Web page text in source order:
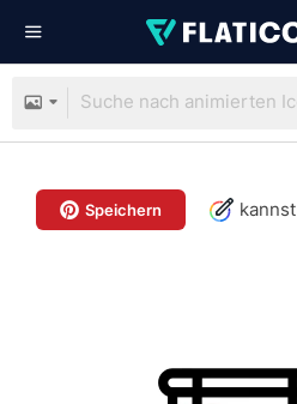
Speichern kannst